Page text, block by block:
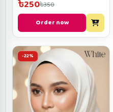
৳250৳350
Order now
-22%